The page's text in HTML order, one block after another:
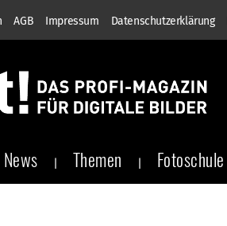
AGB Impressum Datenschutzerklärung
News Themen Fotoschule